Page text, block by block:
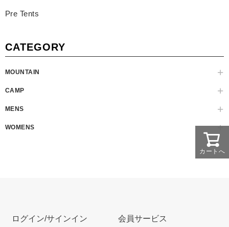
Pre Tents
CATEGORY
MOUNTAIN
CAMP
MENS
WOMENS
カートへ
ログイン/サインイン 会員サービス